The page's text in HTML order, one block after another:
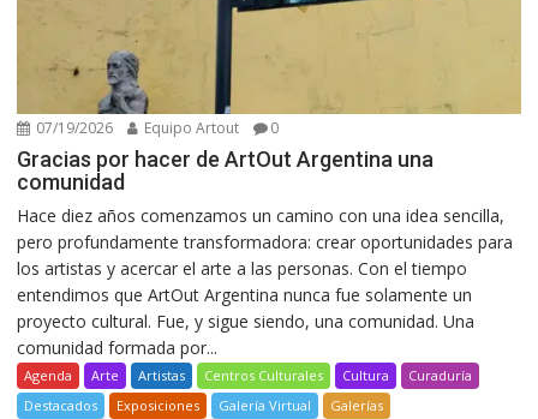
07/19/2026 Equipo Artout 0
Gracias por hacer de ArtOut Argentina una
comunidad
Hace diez años comenzamos un camino con una idea sencilla,
pero profundamente transformadora: crear oportunidades para
los artistas y acercar el arte a las personas. Con el tiempo
entendimos que ArtOut Argentina nunca fue solamente un
proyecto cultural. Fue, y sigue siendo, una comunidad. Una
comunidad formada por...
Agenda Arte Artistas Centros Culturales Cultura
Curaduría
Destacados
Exposiciones Galería Virtual Galerías